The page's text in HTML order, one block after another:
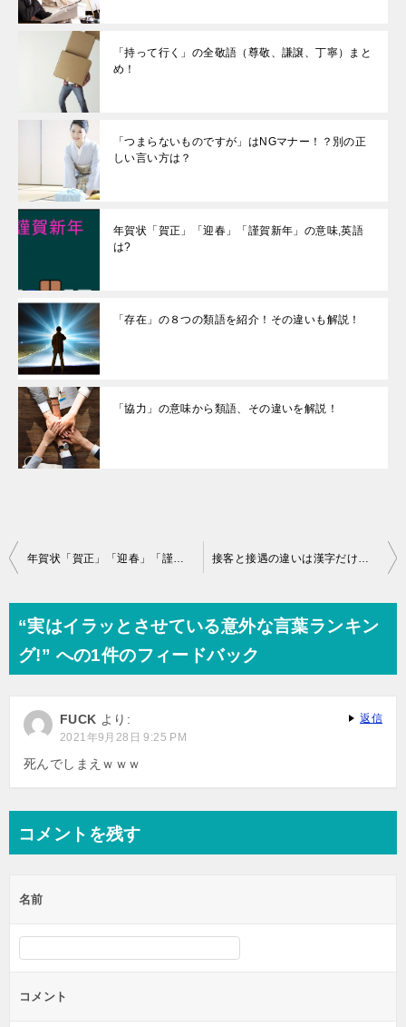
「持って行く」の全敬語（尊敬、謙譲、丁寧）まと
め！
「つまらないものですが」はNGマナー！？別の正
しい言い方は？
年賀状「賀正」「迎春」「謹賀新年」の意味,英語
は?
「存在」の８つの類語を紹介！その違いも解説！
「協力」の意味から類語、その違いを解説！
投
ビ
ゲ
シ
ョ
年賀状「賀正」「迎春」「謹賀新年」の意味,英語は? 接客と接遇の違いは漢字だけってホント？意味は？
“実はイラッとさせている意外な言葉ランキン
グ!” への1件のフィードバック
FUCK より:
2021年9月28日 9:25 PM
死んでしまえｗｗｗ
返信
コメントを残す
名前
コメント